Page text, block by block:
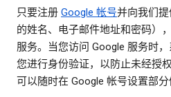
只要注册 Google 帐号并向我们
的姓名、电子邮件地址和密码）
服务。当您访问 Google 服务时
您进行身份验证，以防止未经授
可以随时在 Google 帐号设置部分